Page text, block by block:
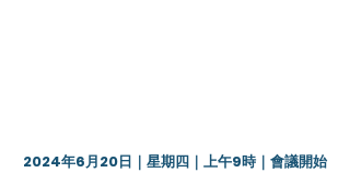
2024年6月20日｜星期四｜上午9時｜會議開始